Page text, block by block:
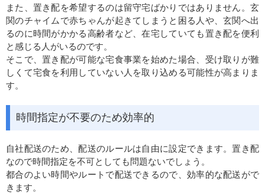
また、置き配を希望するのは留守宅ばかりではありません。玄
関のチャイムで赤ちゃんが起きてしまうと困る人や、玄関へ出
るのに時間がかかる高齢者など、在宅していても置き配を便利
と感じる人がいるのです。
そこで、置き配が可能な宅食事業を始めた場合、受け取りが難
しくて宅食を利用していない人を取り込める可能性が高まりま
す。
時間指定が不要のため効率的
自社配送のため、配送のルールは自由に設定できます。置き配
なので時間指定を不可としても問題ないでしょう。
都合のよい時間やルートで配送できるので、効率的な配送がで
きます。